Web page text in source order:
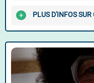
PLUS D'INFOS